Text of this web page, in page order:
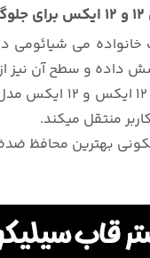
می شیائومی
داده و سطح آن
منتقل میکند.
بهترین محافظ ضدضربه